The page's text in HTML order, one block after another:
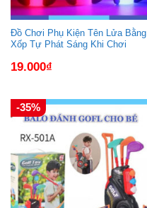
Đồ Chơi Phụ Kiện Tên Lửa Bằng
Xốp Tự Phát Sáng Khi Chơi
19.000₫
-35%